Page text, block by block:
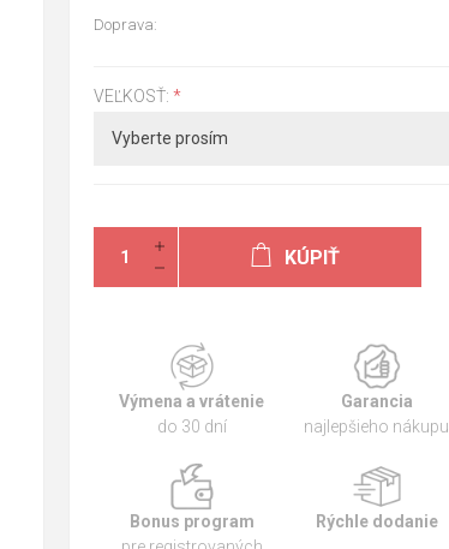
Doprava:
VEĽKOSŤ: *
KÚPIŤ
Výmena a vrátenie
do 30 dní
Garancia
najlepšieho nákupu
Bonus program
Rýchle dodanie